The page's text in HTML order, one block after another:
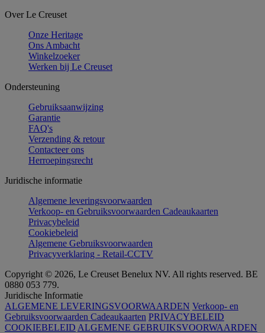
Over Le Creuset
Onze Heritage
Ons Ambacht
Winkelzoeker
Werken bij Le Creuset
Ondersteuning
Gebruiksaanwijzing
Garantie
FAQ's
Verzending & retour
Contacteer ons
Herroepingsrecht
Juridische informatie
Algemene leveringsvoorwaarden
Verkoop- en Gebruiksvoorwaarden Cadeaukaarten
Privacybeleid
Cookiebeleid
Algemene Gebruiksvoorwaarden
Privacyverklaring - Retail-CCTV
Copyright © 2026, Le Creuset Benelux NV. All rights reserved. BE
0880 053 779.
Juridische Informatie
ALGEMENE LEVERINGSVOORWAARDEN Verkoop- en
Gebruiksvoorwaarden Cadeaukaarten PRIVACYBELEID
COOKIEBELEID ALGEMENE GEBRUIKSVOORWAARDEN